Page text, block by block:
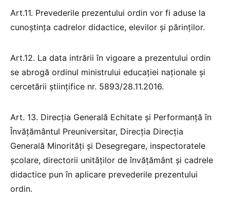
Art.11. Prevederile prezentului ordin vor fi aduse la
cunoștința cadrelor didactice, elevilor și părinților.
Art.12. La data intrării în vigoare a prezentului ordin
se abrogă ordinul ministrului educației naționale și
cercetării științifice nr. 5893/28.11.2016.
Art. 13. Direcția Generală Echitate și Performanță în
Învățământul Preuniversitar, Direcția Direcţia
Generală Minorităţi şi Desegregare, inspectoratele
școlare, directorii unităților de învățământ și cadrele
didactice pun în aplicare prevederile prezentului
ordin.